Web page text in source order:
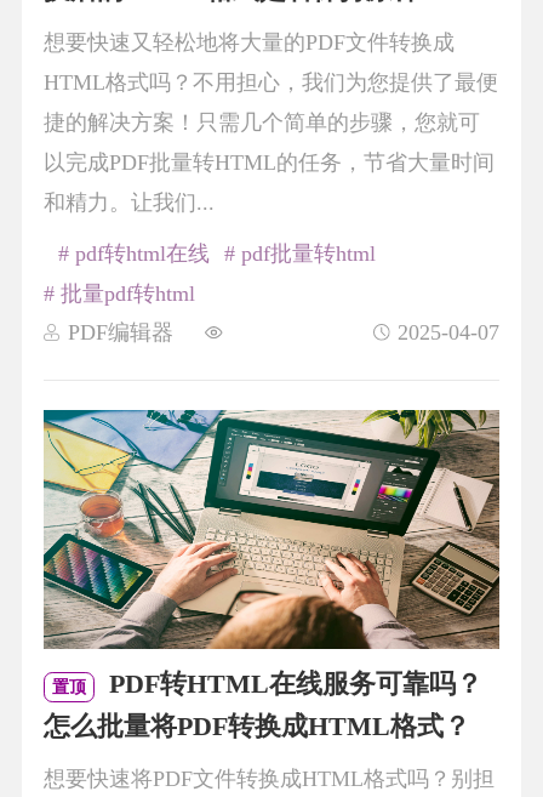
想要快速又轻松地将大量的PDF文件转换成
HTML格式吗？不用担心，我们为您提供了最便
捷的解决方案！只需几个简单的步骤，您就可
以完成PDF批量转HTML的任务，节省大量时间
和精力。让我们...
PDF编辑器 2025-04-07
# pdf转html在线
# pdf批量转html
# 批量pdf转html
置顶
PDF转HTML在线服务可靠吗？
怎么批量将PDF转换成HTML格式？
想要快速将PDF文件转换成HTML格式吗？别担